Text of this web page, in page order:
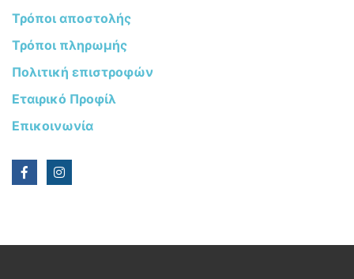
Τρόποι αποστολής
Τρόποι πληρωμής
Πολιτική επιστροφών
Εταιρικό Προφίλ
Επικοινωνία